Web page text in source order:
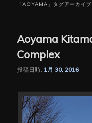
「AOYAMA 」タグアーカイブ
Aoyama
Complex
投稿日時: 1月 30, 2016